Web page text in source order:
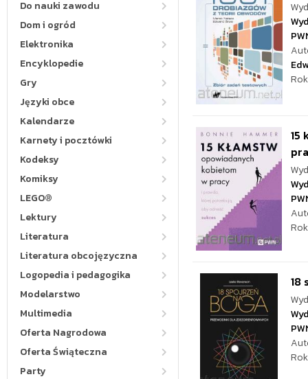
Do nauki zawodu
Dom i ogród
Elektronika
Encyklopedie
Gry
Języki obce
Kalendarze
Karnety i pocztówki
Kodeksy
Komiksy
LEGO®
Lektury
Literatura
Literatura obcojęzyczna
Logopedia i pedagogika
Modelarstwo
Multimedia
Oferta Nagrodowa
Oferta Świąteczna
Party
15
18